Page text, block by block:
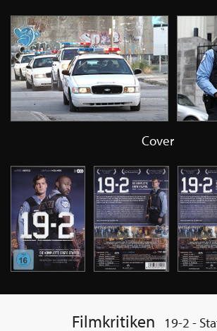
Cover
Filmkritiken 19-2 -